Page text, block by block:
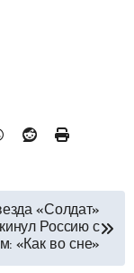
«Солдат»
Россию с
«Как во сне»